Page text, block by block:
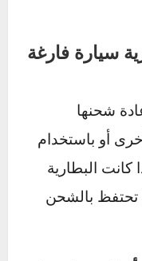
سيارتك،
الأدوات
موقف صعب
في عطلة
المحرك، ألقِ
قم بإجراء